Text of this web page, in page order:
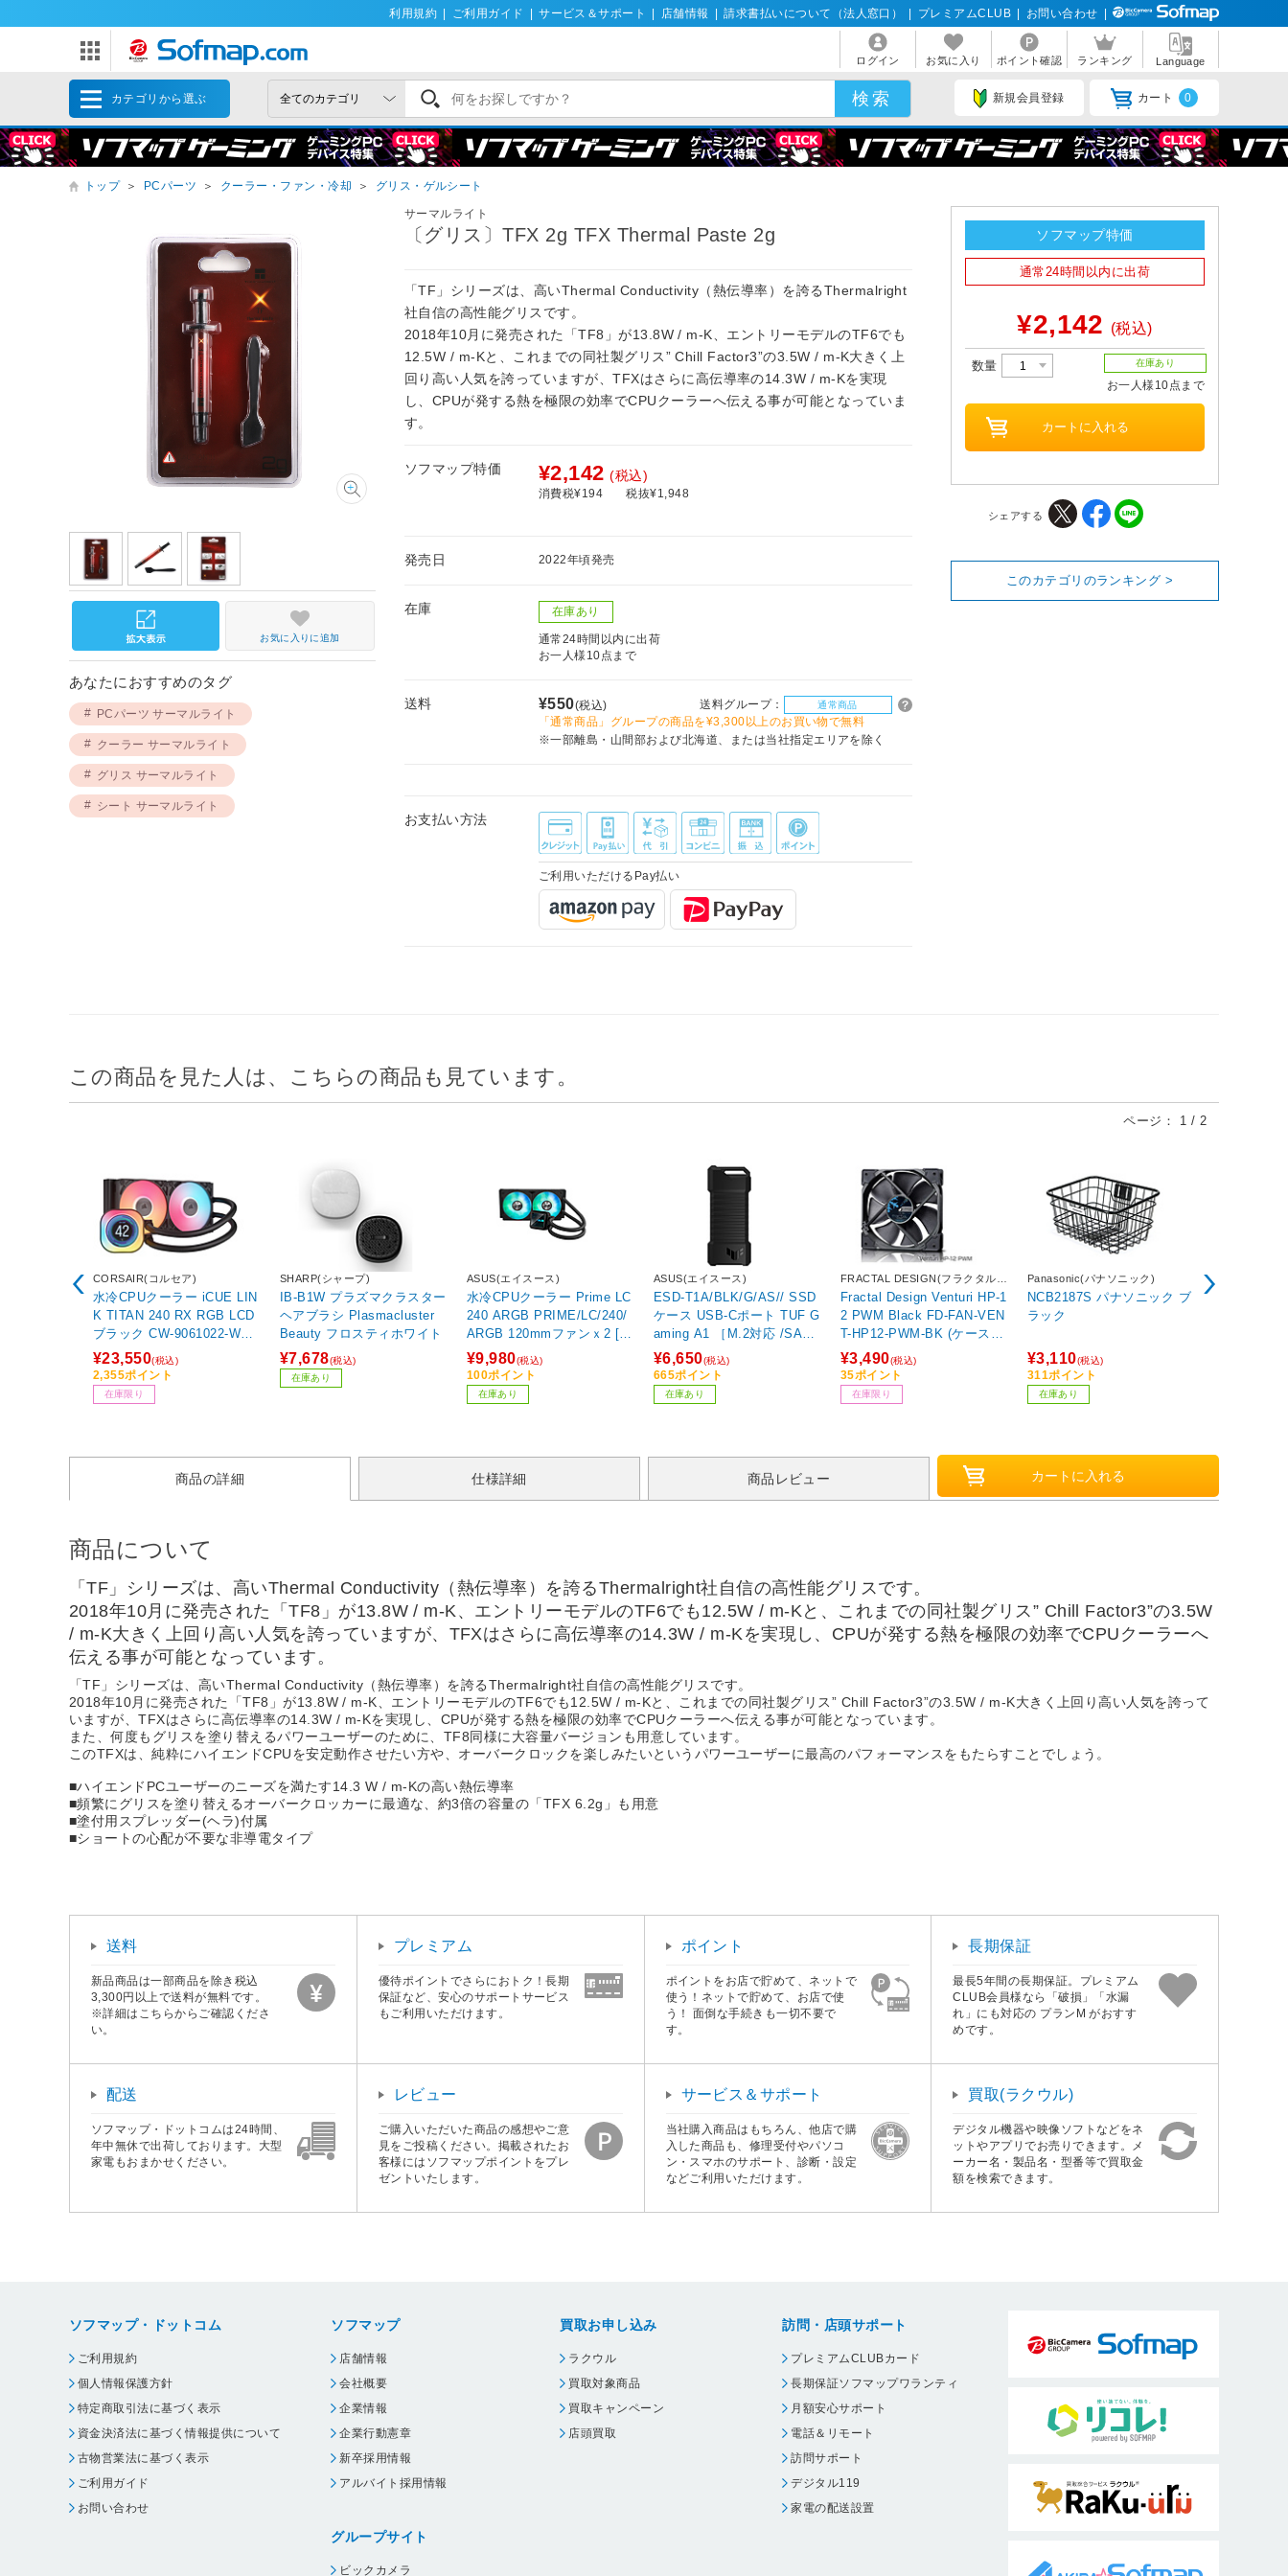
利用規約 ご利用ガイド サービス＆サポート 店舗情報 請求書払いについて（法人窓口） プレミアムCLUB お問い合わせ
ログイン お気に入り ポイント確認 ランキング Language
カテゴリから選ぶ 新規会員登録 カート 0
トップ ＞ PCパーツ ＞ クーラー・ファン・冷却 ＞ グリス・ゲルシート
サーマルライト
〔グリス〕TFX 2g TFX Thermal Paste 2g
「TF」シリーズは、高いThermal Conductivity（熱伝導率）を誇るThermalright
社自信の高性能グリスです。
2018年10月に発売された「TF8」が13.8W / m-K、エントリーモデルのTF6でも
12.5W / m-Kと、これまでの同社製グリス” Chill Factor3”の3.5W / m-K大きく上
回り高い人気を誇っていますが、TFXはさらに高伝導率の14.3W / m-Kを実現
し、CPUが発する熱を極限の効率でCPUクーラーへ伝える事が可能となっていま
す。
ソフマップ特価 ¥2,142 (税込)
消費税¥194 税抜¥1,948
発売日 2022年頃発売
在庫 在庫あり
通常24時間以内に出荷
お一人様10点まで
送料 ¥550(税込) 送料グループ： 通常商品
「通常商品」グループの商品を¥3,300以上のお買い物で無料
※一部離島・山間部および北海道、または当社指定エリアを除く
お支払い方法
ご利用いただけるPay払い
お気に入りに追加
あなたにおすすめのタグ
PCパーツ サーマルライト
クーラー サーマルライト
グリス サーマルライト
シート サーマルライト
ソフマップ特価
通常24時間以内に出荷
¥2,142 (税込)
数量 在庫あり
お一人様10点まで
シェアする
このカテゴリのランキング >
この商品を見た人は、こちらの商品も見ています。
ページ： 1 / 2
CORSAIR(コルセア)
水冷CPUクーラー iCUE LIN
K TITAN 240 RX RGB LCD
ブラック CW-9061022-WW
120mmファンｘ2 [LGA185
1/1700・AM5/AM4] 【86
4】
¥23,550(税込)
2,355ポイント
在庫限り
SHARP(シャープ)
IB-B1W プラズマクラスター
ヘアブラシ Plasmacluster
Beauty フロスティホワイト
¥7,678(税込)
在庫あり
ASUS(エイスース)
水冷CPUクーラー Prime LC
240 ARGB PRIME/LC/240/
ARGB 120mmファンｘ2 [L
GA1851/1700/1200/115x・
AM5/AM4]
¥9,980(税込)
100ポイント
在庫あり
ASUS(エイスース)
ESD-T1A/BLK/G/AS// SSD
ケース USB-Cポート TUF G
aming A1 ［M.2対応 /SATA
＋NVMe /1台］
¥6,650(税込)
665ポイント
在庫あり
FRACTAL DESIGN(フラクタルデ
ザイン)
Fractal Design Venturi HP-1
2 PWM Black FD-FAN-VEN
T-HP12-PWM-BK (ケースフ
ァン/120mm/400～1800rp
m)
¥3,490(税込)
35ポイント
在庫限り
Panasonic(パナソニック)
NCB2187S パナソニック ブ
ラック
¥3,110(税込)
311ポイント
在庫あり
商品の詳細 仕様詳細 商品レビュー
商品について
「TF」シリーズは、高いThermal Conductivity（熱伝導率）を誇るThermalright社自信の高性能グリスです。
2018年10月に発売された「TF8」が13.8W / m-K、エントリーモデルのTF6でも12.5W / m-Kと、これまでの同社製グリス” Chill Factor3”の3.5W
/ m-K大きく上回り高い人気を誇っていますが、TFXはさらに高伝導率の14.3W / m-Kを実現し、CPUが発する熱を極限の効率でCPUクーラーへ
伝える事が可能となっています。
「TF」シリーズは、高いThermal Conductivity（熱伝導率）を誇るThermalright社自信の高性能グリスです。
2018年10月に発売された「TF8」が13.8W / m-K、エントリーモデルのTF6でも12.5W / m-Kと、これまでの同社製グリス” Chill Factor3”の3.5W / m-K大きく上回り高い人気を誇って
いますが、TFXはさらに高伝導率の14.3W / m-Kを実現し、CPUが発する熱を極限の効率でCPUクーラーへ伝える事が可能となっています。
また、何度もグリスを塗り替えるパワーユーザーのために、TF8同様に大容量バージョンも用意しています。
このTFXは、純粋にハイエンドCPUを安定動作させたい方や、オーバークロックを楽しみたいというパワーユーザーに最高のパフォーマンスをもたらすことでしょう。
■ハイエンドPCユーザーのニーズを満たす14.3 W / m-Kの高い熱伝導率
■頻繁にグリスを塗り替えるオーバークロッカーに最適な、約3倍の容量の「TFX 6.2g」も用意
■塗付用スプレッダー(ヘラ)付属
■ショートの心配が不要な非導電タイプ
送料
新品商品は一部商品を除き税込
3,300円以上で送料が無料です。
※詳細はこちらからご確認くださ
い。
プレミアム
優待ポイントでさらにおトク！長期
保証など、安心のサポートサービス
もご利用いただけます。
ポイント
ポイントをお店で貯めて、ネットで
使う！ネットで貯めて、お店で使
う！ 面倒な手続きも一切不要で
す。
長期保証
最長5年間の長期保証。プレミアム
CLUB会員様なら「破損」「水漏
れ」にも対応の プランM がおすす
めです。
配送
ソフマップ・ドットコムは24時間、
年中無休で出荷しております。大型
家電もおまかせください。
レビュー
ご購入いただいた商品の感想やご意
見をご投稿ください。掲載されたお
客様にはソフマップポイントをプレ
ゼントいたします。
サービス＆サポート
当社購入商品はもちろん、他店で購
入した商品も、修理受付やパソコ
ン・スマホのサポート、診断・設定
などご利用いただけます。
買取(ラクウル)
デジタル機器や映像ソフトなどをネ
ットやアプリでお売りできます。メ
ーカー名・製品名・型番等で買取金
額を検索できます。
ソフマップ・ドットコム
ご利用規約
個人情報保護方針
特定商取引法に基づく表示
資金決済法に基づく情報提供について
古物営業法に基づく表示
ご利用ガイド
お問い合わせ
ソフマップ
店舗情報
会社概要
企業情報
企業行動憲章
新卒採用情報
アルバイト採用情報
グループサイト
ビックカメラ
買取お申し込み
ラクウル
買取対象商品
買取キャンペーン
店頭買取
訪問・店頭サポート
プレミアムCLUBカード
長期保証ソフマップワランティ
月額安心サポート
電話＆リモート
訪問サポート
デジタル119
家電の配送設置